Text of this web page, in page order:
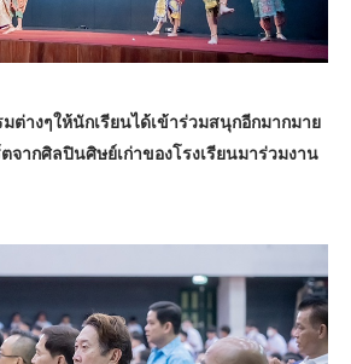
ต่างๆให้นักเรียนได้เข้าร่วมสนุกอีกมากมาย
จากศิลปินศิษย์เก่าของโรงเรียนมาร่วมงาน